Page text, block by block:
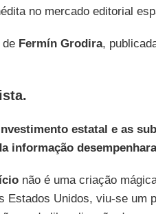
no mercado editorial
de Fermín Grodira,
estatal e as
informação
não é uma criação
Estados Unidos, viu-se um